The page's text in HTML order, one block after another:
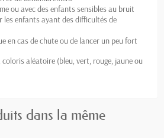
ou avec des enfants sensibles au bruit
les enfants ayant des difficultés de
en cas de chute ou de lancer un peu fort
coloris aléatoire (bleu, vert, rouge, jaune ou
dans la même